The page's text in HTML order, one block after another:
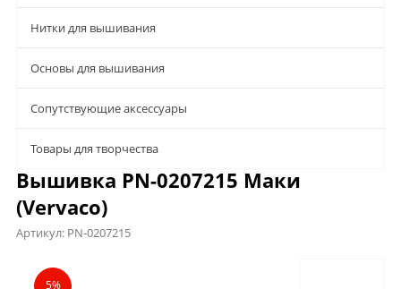
Нитки для вышивания
Основы для вышивания
Сопутствующие аксессуары
Товары для творчества
Вышивка PN-0207215 Маки
(Vervaco)
Артикул: PN-0207215
Описание
5%